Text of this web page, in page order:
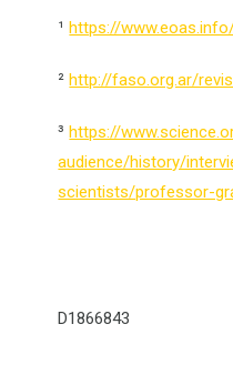
¹https://
²http://faso.org.ar/
³https://
audience/history/
scientists/professor-
D1866843